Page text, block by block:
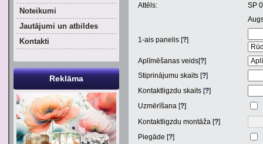
Attēls:
SP
1-ais panelis [?]
Aplīmēšanas veids[?]
Stiprinājumu skaits [?]
Kontaktligzdu skaits [?]
Uzmērīšana [?]
Kontaktligzdu montāža [?]
Piegāde [?]
Noteikumi
Jautājumi un atbildes
Kontakti
Reklāma